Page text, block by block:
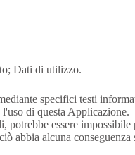
Dati di utilizzo.
specifici testi
di questa Applicazione.
essere
abbia alcuna